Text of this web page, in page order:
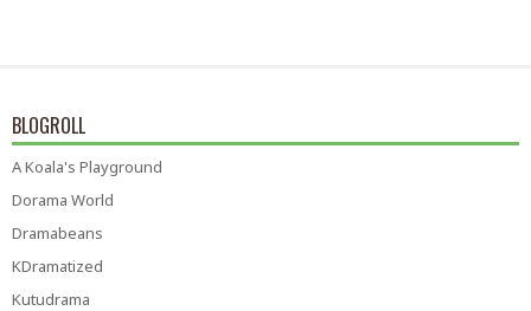
BLOGROLL
A Koala's Playground
Dorama World
Dramabeans
KDramatized
Kutudrama